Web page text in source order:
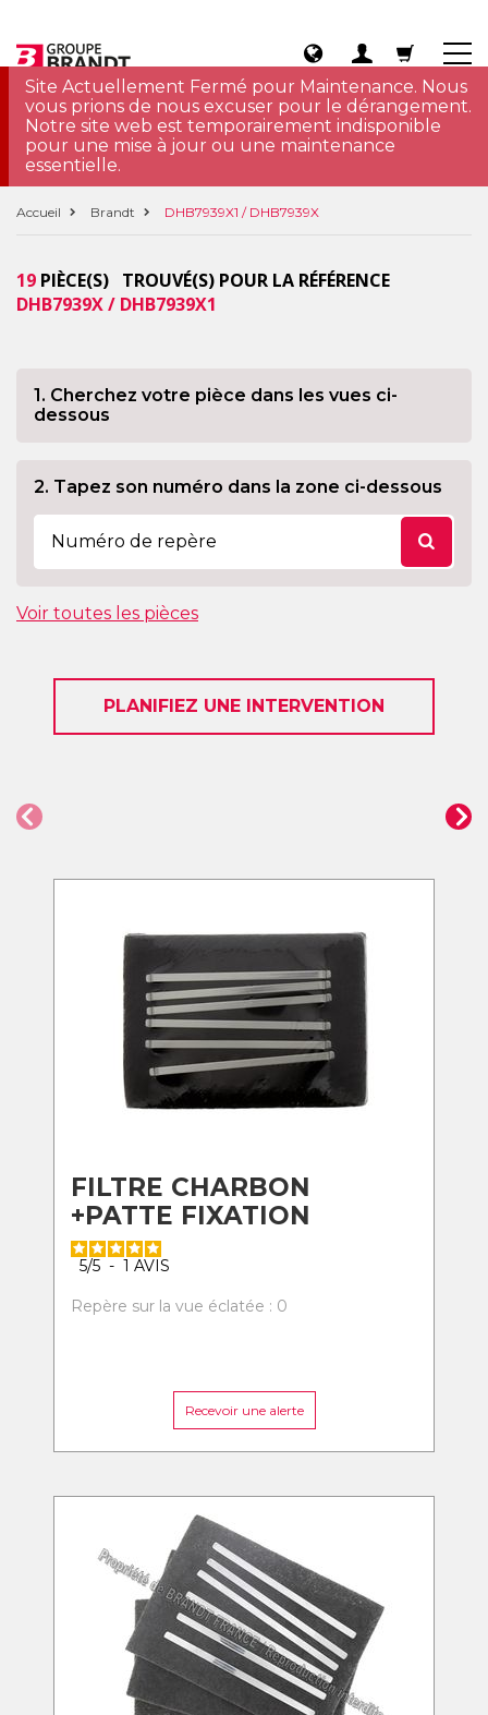
Site Actuellement Fermé pour Maintenance. Nous
vous prions de nous excuser pour le dérangement.
Notre site web est temporairement indisponible
pour une mise à jour ou une maintenance
essentielle.
Accueil Brandt DHB7939X1 / DHB7939X
19 PIÈCE(S) TROUVÉ(S) POUR LA RÉFÉRENCE
DHB7939X / DHB7939X1
1. Cherchez votre pièce dans les vues ci-
dessous
2. Tapez son numéro dans la zone ci-dessous
Voir toutes les pièces
PLANIFIEZ UNE INTERVENTION
FILTRE CHARBON
+PATTE FIXATION
5/5 - 1 AVIS
Repère sur la vue éclatée : 0
Recevoir une alerte